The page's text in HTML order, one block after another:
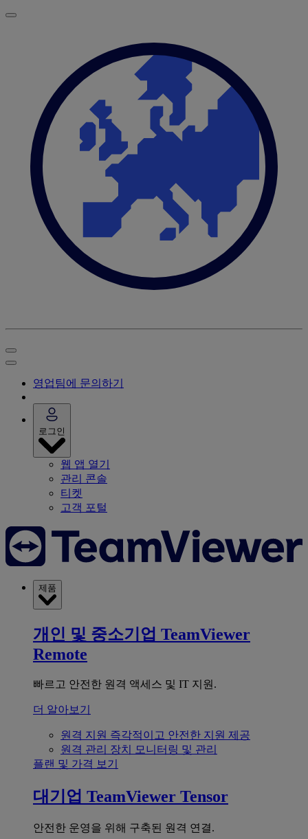
영업팀에 문의하기
로그인
웹 앱 열기
관리 콘솔
티켓
고객 포털
제품
개인 및 중소기업 TeamViewer
Remote
빠르고 안전한 원격 액세스 및 IT 지원.
더 알아보기
원격 지원 즉각적이고 안전한 지원 제공
원격 관리 장치 모니터링 및 관리
플랜 및 가격 보기
대기업 TeamViewer Tensor
안전한 운영을 위해 구축된 원격 연결.